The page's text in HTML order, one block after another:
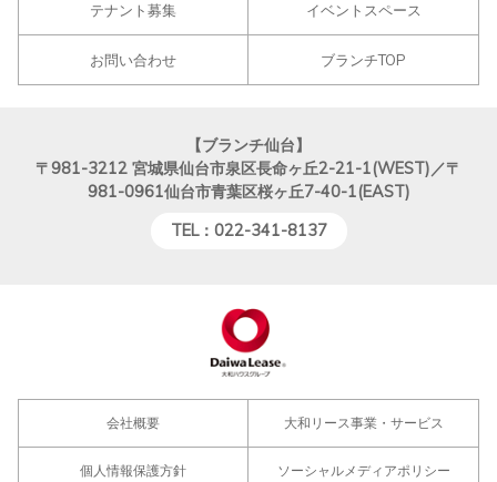
テナント募集 イベントスペース
お問い合わせ ブランチTOP
【ブランチ仙台】
〒981-3212 宮城県仙台市泉区長命ヶ丘2-21-1(WEST)／〒
981-0961仙台市青葉区桜ヶ丘7-40-1(EAST)
TEL：022-341-8137
会社概要 大和リース事業・サービス
個人情報保護方針 ソーシャルメディアポリシー